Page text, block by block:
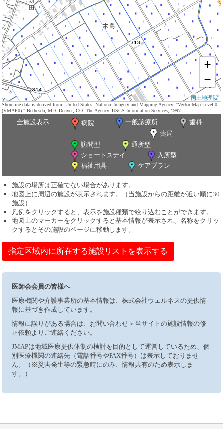
+
−
国土地理院
Shoreline data is derived from: United States. National Imagery and Mapping Agency. "Vector Map Level 0
(VMAP0)." Bethesda, MD: Denver, CO: The Agency; USGS Information Services, 1997.
全施設表示 病院 一般診療所
歯科
薬局
訪問型
通所型
ショートステイ
入所型
福祉用具
ケアプラン
施設の場所は正確でない場合があります。
地図上に周辺の施設が表示されます。（当施設からの距離が近い順に30
施設）
凡例をクリックすると、表示を施設種類で絞り込むことができます。
地図上のマーカーをクリックすると基本情報が表示され、名称をクリッ
クするとその施設のページに移動します。
指定区域内に所在する施設リストを表示する
医師会会員の皆様へ
医療機関や介護事業所の基本情報は、株式会社ウェルネスの提供情
報に基づき作成しています。
情報に誤りがある場合は、お問い合わせ＞当サイトの施設情報の修
正依頼よりご連絡ください。
JMAPは地域医療提供体制の検討を目的として運営しているため、個
別医療機関の連絡先（電話番号やFAX番号）は表示しておりませ
ん。（※災害発生等の緊急時にのみ、情報共有のため表示しま
す。）